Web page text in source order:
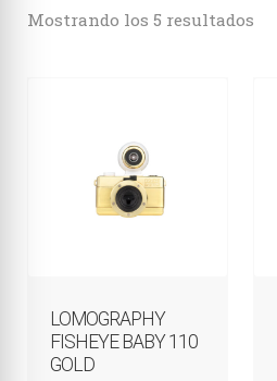
Mostrando los 5 resultados
LOMOGRAPHY
FISHEYE BABY 110
GOLD
Estenopeicas